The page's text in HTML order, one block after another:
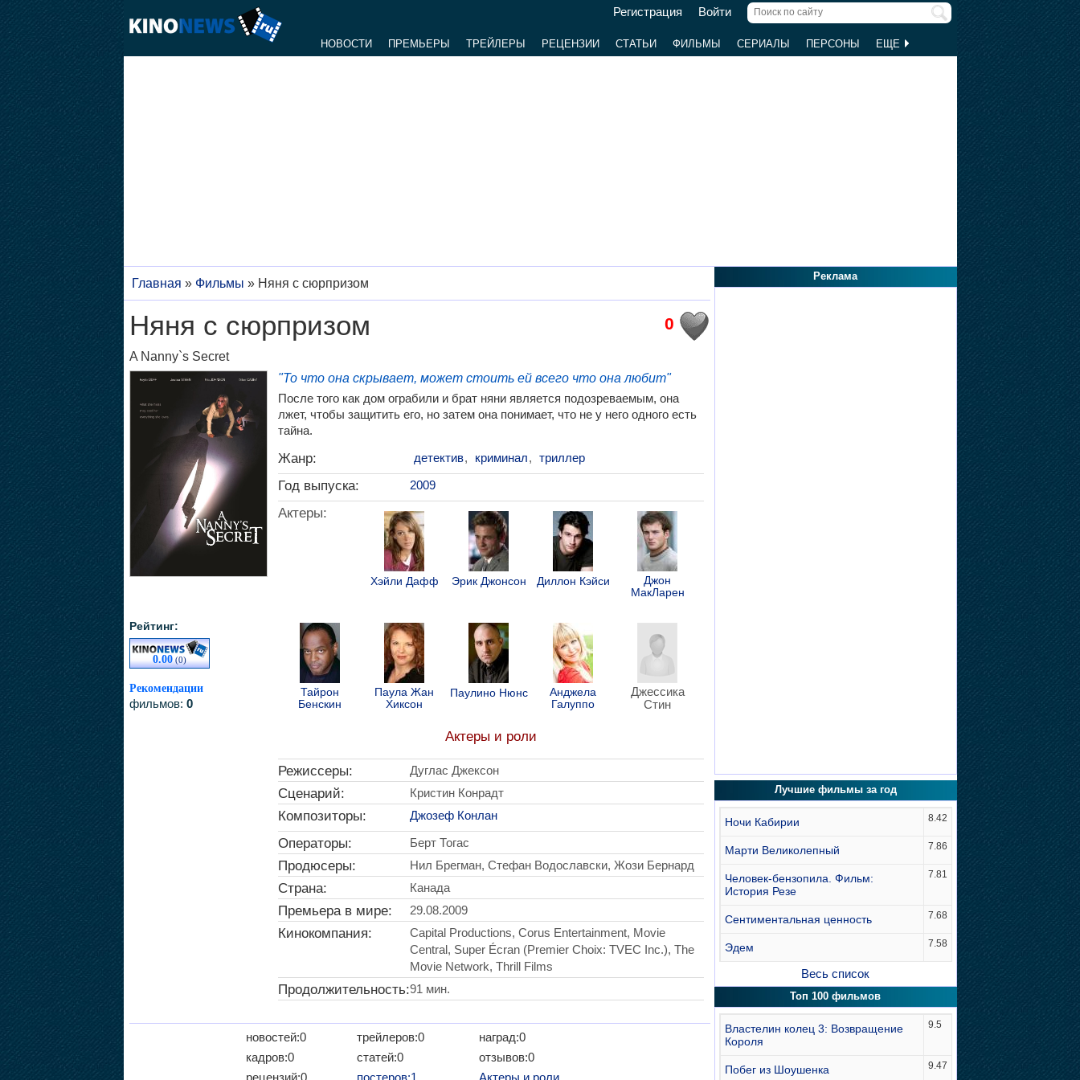
Регистрация Войти
НОВОСТИ ПРЕМЬЕРЫ ТРЕЙЛЕРЫ РЕЦЕНЗИИ СТАТЬИ ФИЛЬМЫ СЕРИАЛЫ ПЕРСОНЫ ЕЩЕ
Главная » Фильмы » Няня с сюрпризом
0
Няня с сюрпризом
A Nanny`s Secret
Рейтинг:
0.00(0)
Рекомендации
фильмов: 0
"То что она скрывает, может стоить ей всего что она любит"
После того как дом ограбили и брат няни является подозреваемым, она
лжет, чтобы защитить его, но затем она понимает, что не у него одного есть
тайна.
Жанр: детектив, криминал, триллер
Год выпуска: 2009
Актеры:
Хэйли Дафф Эрик Джонсон Диллон Кэйси
Джон
МакЛарен
Тайрон
Бенскин
Паула Жан
Хиксон
Паулино Нюнс
Анджела
Галуппо
Джессика
Стин
Актеры и роли
Режиссеры: Дуглас Джексон
Сценарий: Кристин Конрадт
Композиторы: Джозеф Конлан
Операторы: Берт Тогас
Продюсеры: Нил Брегман, Стефан Водославски, Жози Бернард
Страна: Канада
Премьера в мире: 29.08.2009
Кинокомпания:
Capital Productions, Corus Entertainment, Movie
Central, Super Écran (Premier Choix: TVEC Inc.), The
Movie Network, Thrill Films
Продолжительность:91 мин.
новостей:0
кадров:0
рецензий:0
трейлеров:0
статей:0
постеров:1
наград:0
отзывов:0
Актеры и роли
Реклама
Лучшие фильмы за год
Ночи Кабирии 8.42
Марти Великолепный 7.86
Человек-бензопила. Фильм:
История Резе
7.81
Сентиментальная ценность 7.68
Эдем 7.58
Весь список
Топ 100 фильмов
Властелин колец 3: Возвращение
Короля
9.5
Побег из Шоушенка 9.47